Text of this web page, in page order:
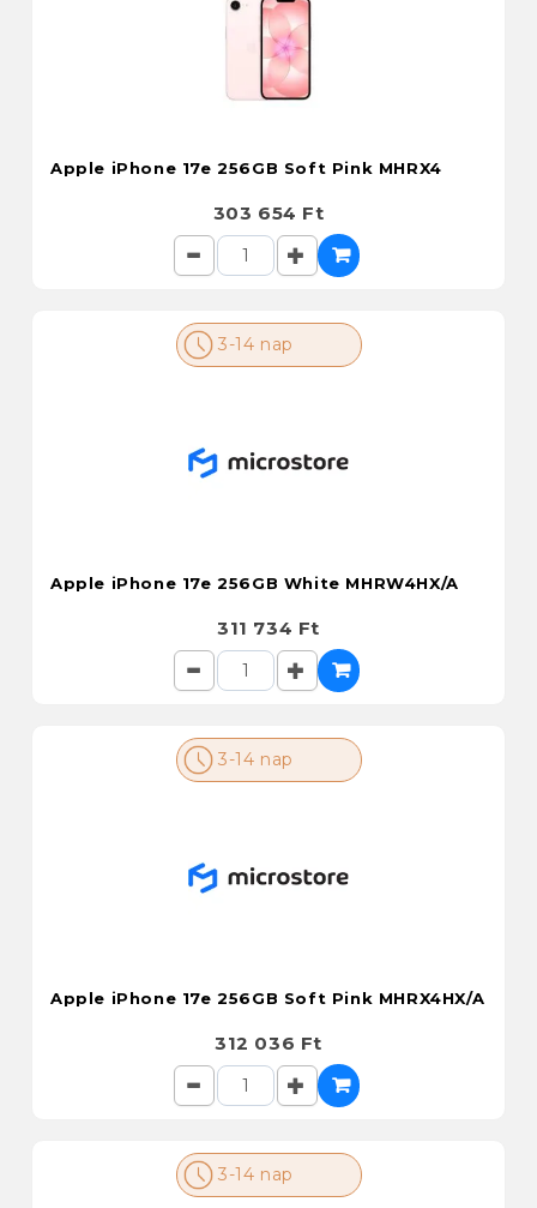
Apple iPhone 17e 256GB Soft Pink MHRX4
303 654 Ft
3-14 nap
Apple iPhone 17e 256GB White MHRW4HX/A
311 734 Ft
3-14 nap
Apple iPhone 17e 256GB Soft Pink MHRX4HX/A
312 036 Ft
3-14 nap